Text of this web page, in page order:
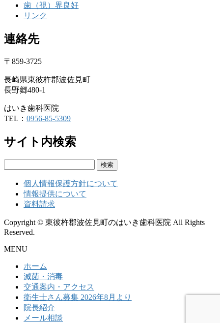
歯（視）界良好
リンク
連絡先
〒859-3725
長崎県東彼杵郡波佐見町
長野郷480-1
はいき歯科医院
TEL： 0956-85-5309
サイト内検索
個人情報保護方針について
情報提供について
資料請求
Copyright © 東彼杵郡波佐見町のはいき歯科医院 All Rights
Reserved.
MENU
ホーム
滅菌・消毒
交通案内・アクセス
衛生士さん募集 2026年8月より
院長紹介
メール相談